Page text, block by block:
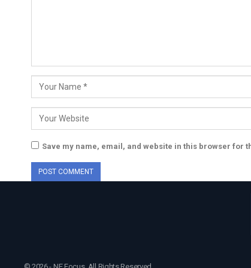
Save my name, email, and website in this browser for